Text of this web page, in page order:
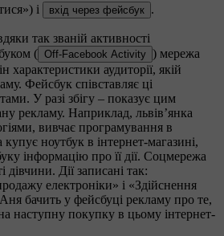
і
вхід через фейсбук .
так званій активності
( Off-Facebook Activity ) мережа
характеристики аудиторії, якій
Фейсбук співставляє ці
У разі збігу – показує цим
рекламу. Наприклад, львів’янка
вивчає програмування в
ноутбук в інтернет-магазині,
інформацію про її дії. Соцмережа
дівчини. Дії записані так:
електроніки» і «Здійснення
бачить у фейсбуці рекламу про те,
наступну покупку в цьому інтернет-